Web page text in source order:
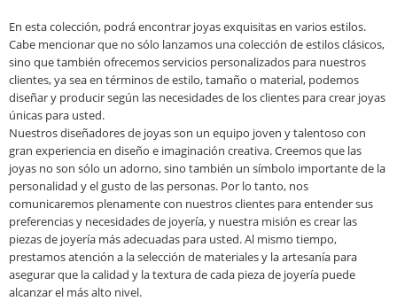
En esta colección, podrá encontrar joyas exquisitas en varios estilos.
Cabe mencionar que no sólo lanzamos una colección de estilos clásicos,
sino que también ofrecemos servicios personalizados para nuestros
clientes, ya sea en términos de estilo, tamaño o material, podemos
diseñar y producir según las necesidades de los clientes para crear joyas
únicas para usted.
Nuestros diseñadores de joyas son un equipo joven y talentoso con
gran experiencia en diseño e imaginación creativa. Creemos que las
joyas no son sólo un adorno, sino también un símbolo importante de la
personalidad y el gusto de las personas. Por lo tanto, nos
comunicaremos plenamente con nuestros clientes para entender sus
preferencias y necesidades de joyería, y nuestra misión es crear las
piezas de joyería más adecuadas para usted. Al mismo tiempo,
prestamos atención a la selección de materiales y la artesanía para
asegurar que la calidad y la textura de cada pieza de joyería puede
alcanzar el más alto nivel.